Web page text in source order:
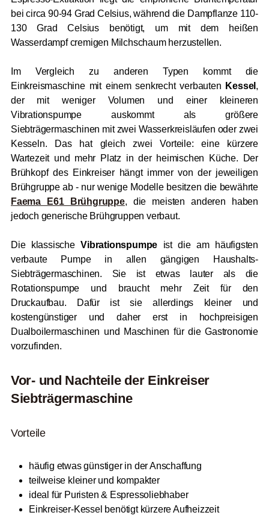
bei circa 90-94 Grad Celsius, während die Dampflanze 110-
130 Grad Celsius benötigt, um mit dem heißen
Wasserdampf cremigen Milchschaum herzustellen.
Im Vergleich zu anderen Typen kommt die
Einkreismaschine mit einem senkrecht verbauten Kessel ,
der mit weniger Volumen und einer kleineren
Vibrationspumpe auskommt als größere
Siebträgermaschinen mit zwei Wasserkreisläufen oder zwei
Kesseln. Das hat gleich zwei Vorteile: eine kürzere
Wartezeit und mehr Platz in der heimischen Küche. Der
Brühkopf des Einkreiser hängt immer von der jeweiligen
Brühgruppe ab - nur wenige Modelle besitzen die bewährte
Faema E61 Brühgruppe, die meisten anderen haben
jedoch generische Brühgruppen verbaut.
Die klassischeVibrationspumpe ist die am häufigsten
verbaute Pumpe in allen gängigen Haushalts-
Siebträgermaschinen. Sie ist etwas lauter als die
Rotationspumpe und braucht mehr Zeit für den
Druckaufbau. Dafür ist sie allerdings kleiner und
kostengünstiger und daher erst in hochpreisigen
Dualboilermaschinen und Maschinen für die Gastronomie
vorzufinden.
Vor- und Nachteile der Einkreiser
Siebträgermaschine
Vorteile
häufig etwas günstiger in der Anschaffung
teilweise kleiner und kompakter
ideal für Puristen & Espressoliebhaber
Einkreiser-Kessel benötigt kürzere Aufheizzeit